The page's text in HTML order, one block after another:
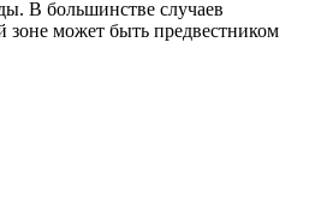
В большинстве случаев
зоне может быть предвестником